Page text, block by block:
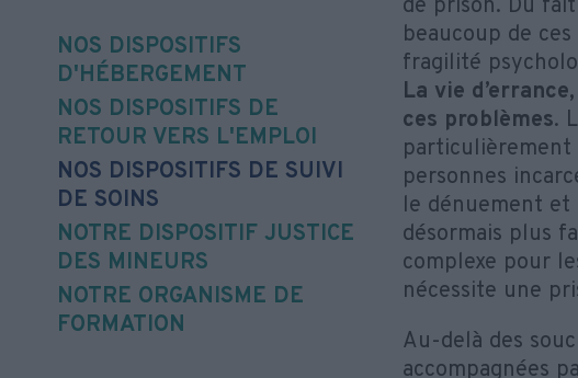
NOS DISPOSITIFS
D'HÉBERGEMENT
NOS DISPOSITIFS DE
RETOUR VERS L'EMPLOI
NOS DISPOSITIFS DE SUIVI
DE SOINS
NOTRE DISPOSITIF JUSTICE
DES MINEURS
NOTRE ORGANISME DE
FORMATION
de prison. Du
beaucoup de
fragilité
La vie
ces problèmes.
particulièrement
personnes
le dénuement et
désormais plus
complexe pour
nécessite une
Au-delà des
accompagnées